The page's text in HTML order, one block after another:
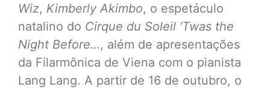
Wiz, Kimberly Akimbo, o espetáculo
natalino do Cirque du Soleil ‘Twas the
Night Before…, além de apresentações
da Filarmônica de Viena com o pianista
Lang Lang. A partir de 16 de outubro, o